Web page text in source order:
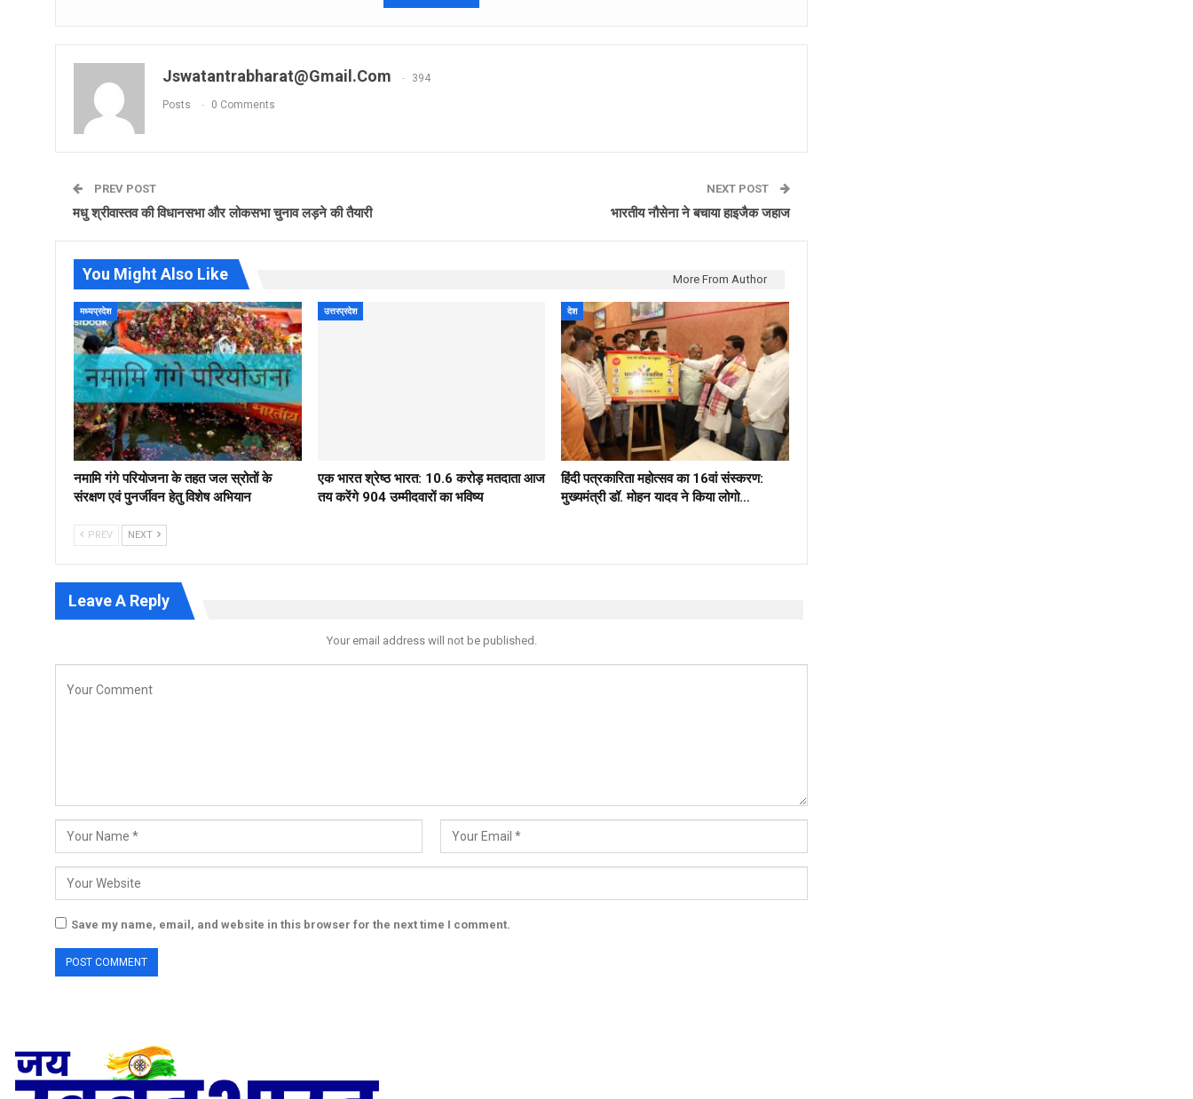
Jswatantrabharat@gmail.com 394
Posts 0 Comments
PREV POST
मधु श्रीवास्तव की विधानसभा और लोकसभा चुनाव लड़ने की तैयारी
NEXT POST
भारतीय नौसेना ने बचाया हाइजैक जहाज
You Might Also Like More From Author
मध्यप्रदेश
नमामि गंगे परियोजना के तहत जल स्रोतों के
संरक्षण एवं पुनर्जीवन हेतु विशेष अभियान
उत्तरप्रदेश
एक भारत श्रेष्ठ भारत: 10.6 करोड़ मतदाता आज
तय करेंगे 904 उम्मीदवारों का भविष्य
देश
हिंदी पत्रकारिता महोत्सव का 16वां संस्करण:
मुख्यमंत्री डॉ. मोहन यादव ने किया लोगो…
PREV NEXT
Leave A Reply
Your email address will not be published.
Save my name, email, and website in this browser for the next time I comment.